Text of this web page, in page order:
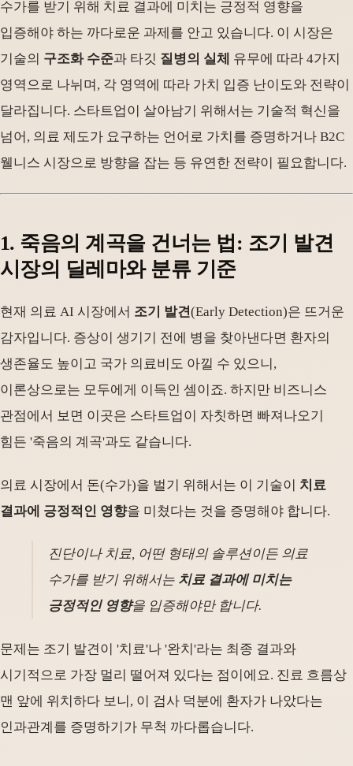
수가를 받기 위해 치료 결과에 미치는 긍정적 영향을
입증해야 하는 까다로운 과제를 안고 있습니다. 이 시장은
기술의 구조화 수준과 타깃 질병의 실체 유무에 따라 4가지
영역으로 나뉘며, 각 영역에 따라 가치 입증 난이도와 전략이
달라집니다. 스타트업이 살아남기 위해서는 기술적 혁신을
넘어, 의료 제도가 요구하는 언어로 가치를 증명하거나 B2C
웰니스 시장으로 방향을 잡는 등 유연한 전략이 필요합니다.
1. 죽음의 계곡을 건너는 법: 조기 발견
시장의 딜레마와 분류 기준
현재 의료 AI 시장에서 조기 발견(Early Detection)은 뜨거운
감자입니다. 증상이 생기기 전에 병을 찾아낸다면 환자의
생존율도 높이고 국가 의료비도 아낄 수 있으니,
이론상으로는 모두에게 이득인 셈이죠. 하지만 비즈니스
관점에서 보면 이곳은 스타트업이 자칫하면 빠져나오기
힘든 '죽음의 계곡'과도 같습니다.
의료 시장에서 돈(수가)을 벌기 위해서는 이 기술이 치료
결과에 긍정적인 영향을 미쳤다는 것을 증명해야 합니다.
진단이나 치료, 어떤 형태의 솔루션이든 의료
수가를 받기 위해서는 치료 결과에 미치는
긍정적인 영향을 입증해야만 합니다.
문제는 조기 발견이 '치료'나 '완치'라는 최종 결과와
시기적으로 가장 멀리 떨어져 있다는 점이에요. 진료 흐름상
맨 앞에 위치하다 보니, 이 검사 덕분에 환자가 나았다는
인과관계를 증명하기가 무척 까다롭습니다.